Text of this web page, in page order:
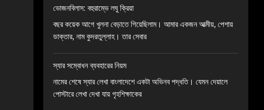
ভোজনবিলাস: বহুরাম্ভে লঘু ক্রিয়া
বছর কয়েক আগে খুলনা বেড়াতে গিয়েছিলাম। আমার একজন আত্মীয়, পেশায়
ডাক্তার, নাম কুদরতুল্লাহ। তার সেবার
স্যার সম্বোধন ব্যবহারের নিয়ম
নামের শেষে স্যার লেখা বাংলাদেশে একটা অভিনব পদ্ধতি। যেমন দেয়ালে
পোস্টারে লেখা দেখা যায় গৃহশিক্ষাকের